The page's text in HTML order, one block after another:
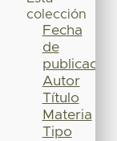
colección
Fecha
de
publicación
Autor
Título
Materia
Tipo